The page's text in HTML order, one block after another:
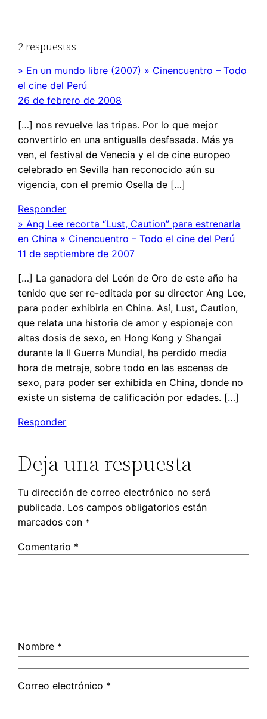
2 respuestas
» En un mundo libre (2007) » Cinencuentro – Todo
el cine del Perú
26 de febrero de 2008
[…] nos revuelve las tripas. Por lo que mejor
convertirlo en una antigualla desfasada. Más ya
ven, el festival de Venecia y el de cine europeo
celebrado en Sevilla han reconocido aún su
vigencia, con el premio Osella de […]
Responder
» Ang Lee recorta “Lust, Caution” para estrenarla
en China » Cinencuentro – Todo el cine del Perú
11 de septiembre de 2007
[…] La ganadora del León de Oro de este año ha
tenido que ser re-editada por su director Ang Lee,
para poder exhibirla en China. Así, Lust, Caution,
que relata una historia de amor y espionaje con
altas dosis de sexo, en Hong Kong y Shangai
durante la II Guerra Mundial, ha perdido media
hora de metraje, sobre todo en las escenas de
sexo, para poder ser exhibida en China, donde no
existe un sistema de calificación por edades. […]
Responder
Deja una respuesta
Tu dirección de correo electrónico no será
publicada. Los campos obligatorios están
marcados con *
Comentario *
Nombre *
Correo electrónico *